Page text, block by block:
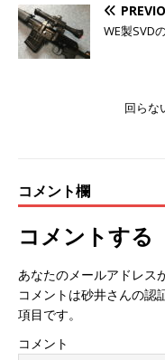
WE製SVD
回らな
コメント欄
コメントする
あなたのメールアドレス
コメントは砂井さんの
項目です。
コメント